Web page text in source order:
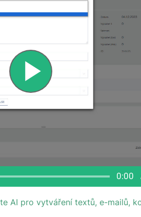
AI pro vytváření textů, e-mailů,